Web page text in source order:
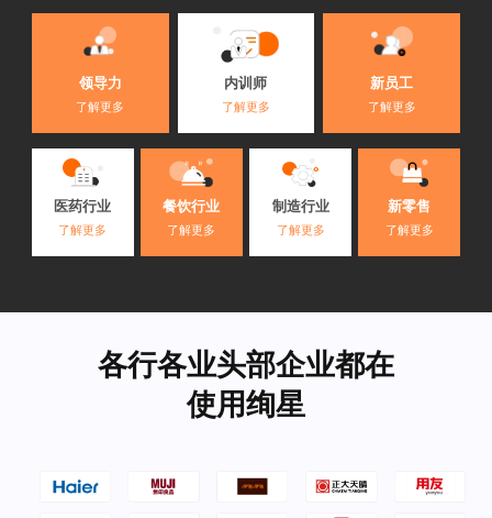
领导力
了解更多
内训师
了解更多
新员工
了解更多
医药行业
了解更多
餐饮行业
了解更多
制造行业
了解更多
新零售
了解更多
各行各业头部企业都在
使用绚星